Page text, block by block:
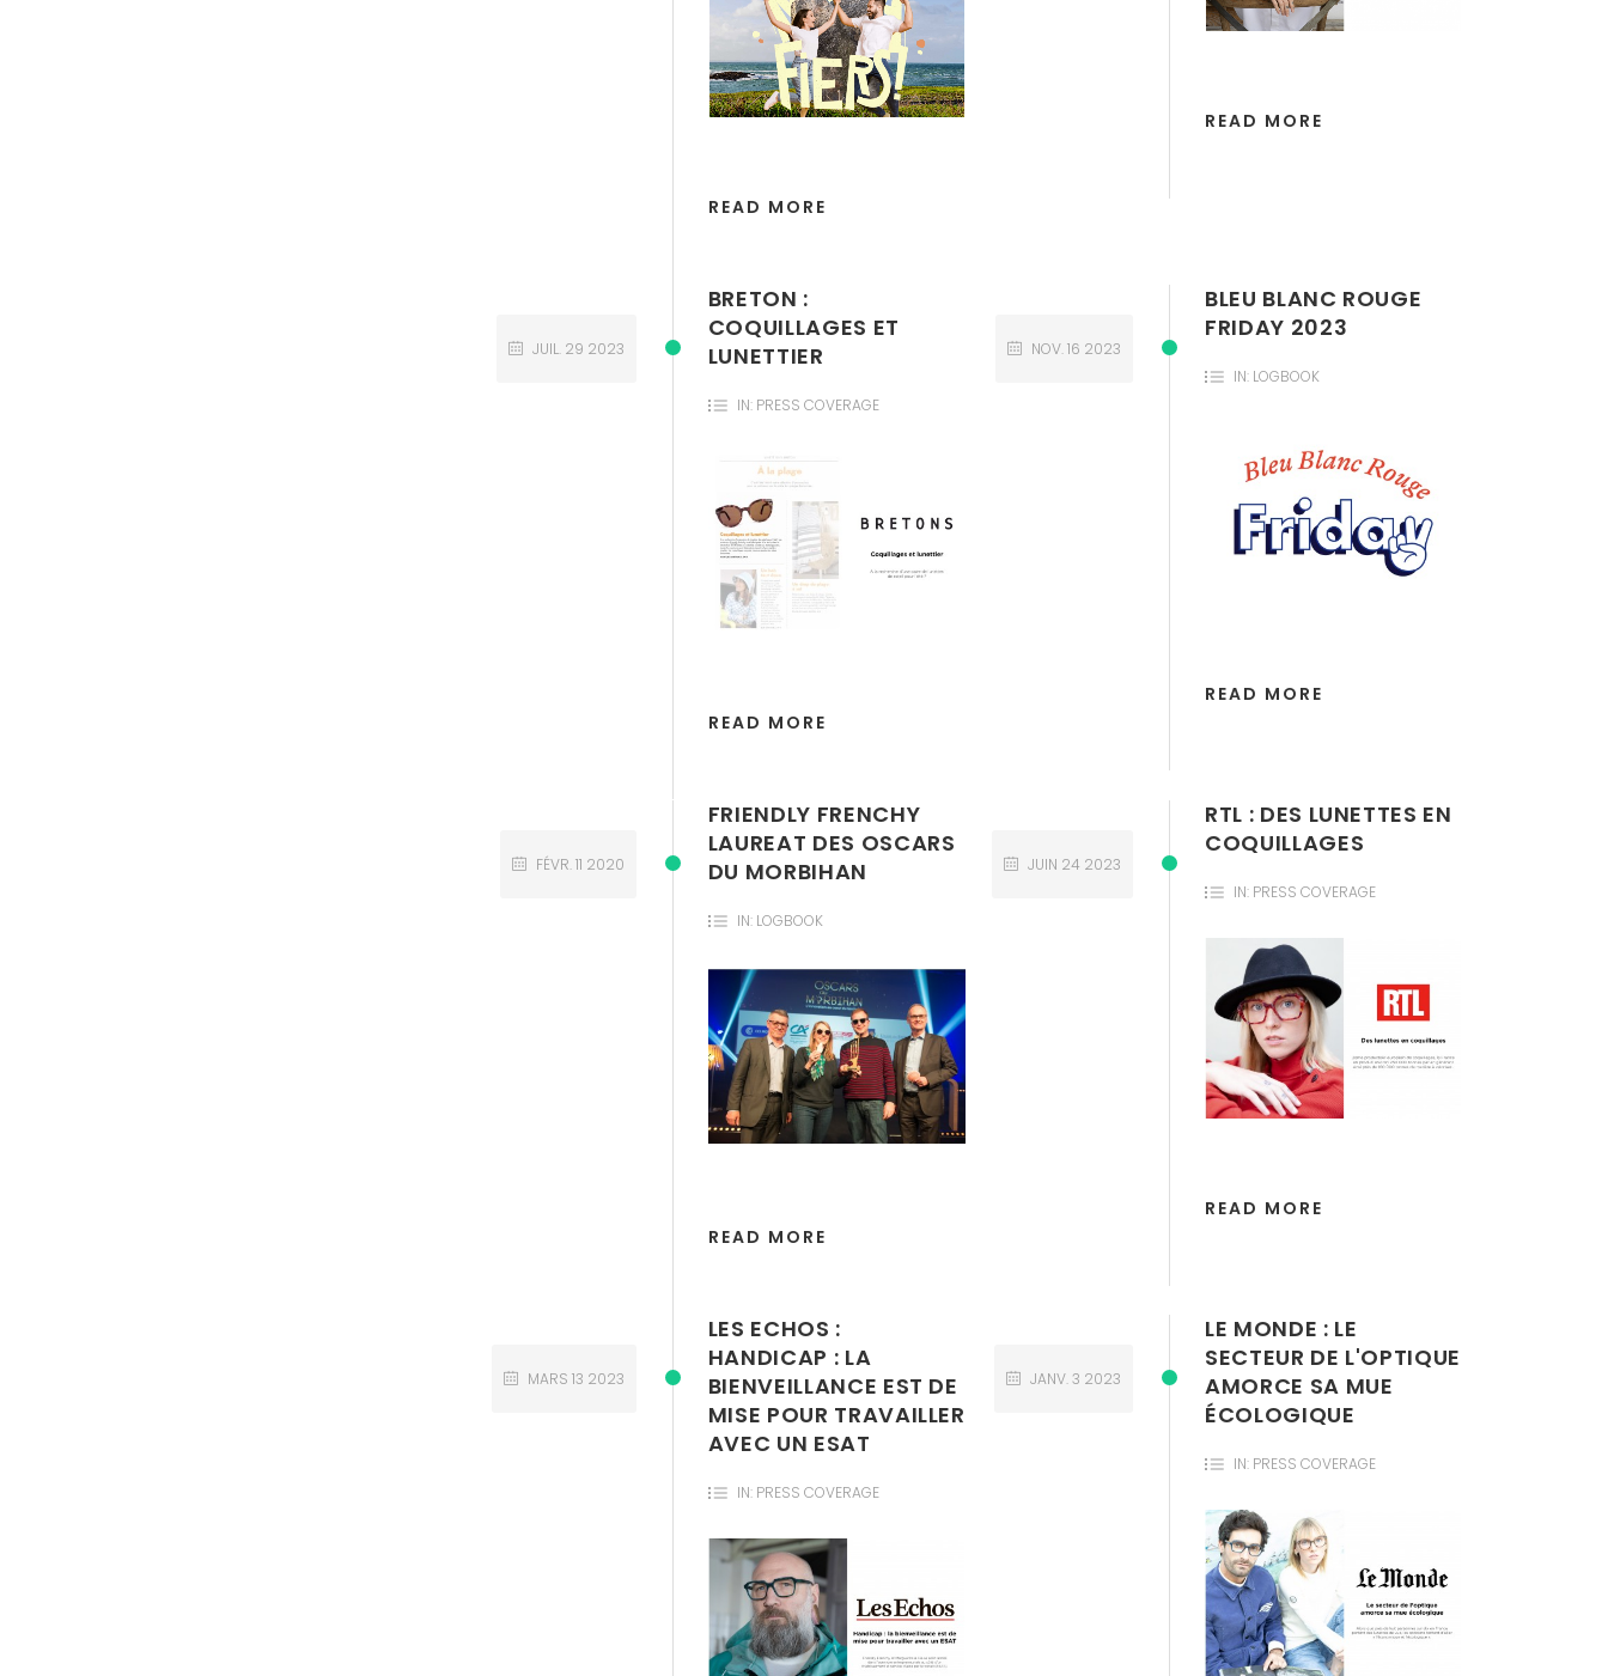
READ MORE
READ MORE
BRETON :
COQUILLAGES ET
LUNETTIER
IN: PRESS COVERAGE
JUIL. 29 2023
READ MORE
BLEU BLANC ROUGE
FRIDAY 2023
IN: LOGBOOK
NOV.16 2023
READ MORE
FRIENDLY FRENCHY
LAUREAT DES OSCARS
DU MORBIHAN
IN: LOGBOOK
FÉVR.11 2020
READ MORE
RTL : DES LUNETTES EN
COQUILLAGES
IN: PRESS COVERAGE
JUIN 24 2023
READ MORE
LES ECHOS :
HANDICAP : LA
BIENVEILLANCE EST DE
MISE POUR TRAVAILLER
AVEC UN ESAT
IN: PRESS COVERAGE
MARS 13 2023
LE MONDE : LE
SECTEUR DE L'OPTIQUE
AMORCE SA MUE
ÉCOLOGIQUE
IN: PRESS COVERAGE
JANV.3 2023